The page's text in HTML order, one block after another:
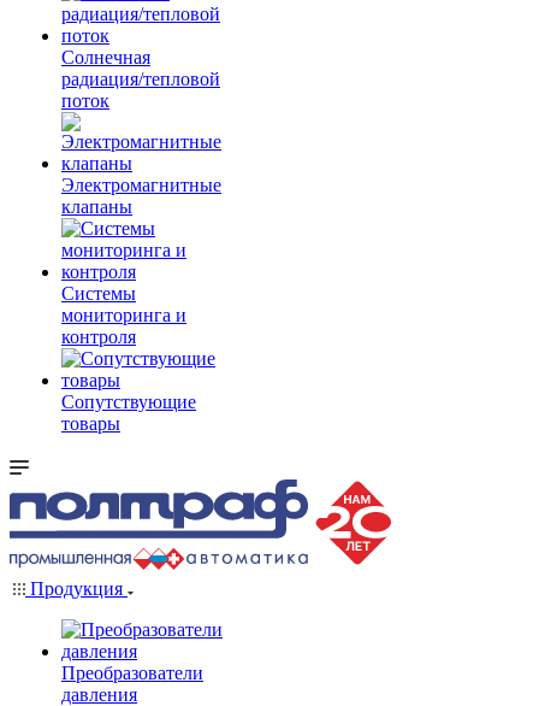
Солнечная
радиация/тепловой
поток
Электромагнитные
клапаны
Системы
мониторинга и
контроля
Сопутствующие
товары
Продукция
Преобразователи
давления